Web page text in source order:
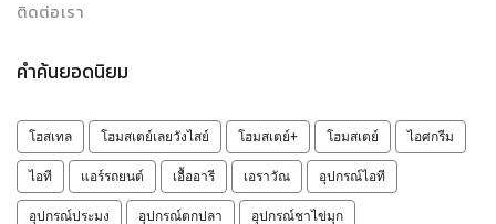
ติดต่อเรา
คำค้นยอดนิยม
โฮสเทล โฮมสเตย์เลยวังไสย์ โฮมสเตย์+ โฮมสเตย์ ไอศกรีม
ไอที แอร์รถยนต์ เอื้ออารี เอราวัณ อุปกรณ์ไอที
อุปกรณ์ประมง อุปกรณ์ตกปลา อุปกรณ์ชาไข่มุก